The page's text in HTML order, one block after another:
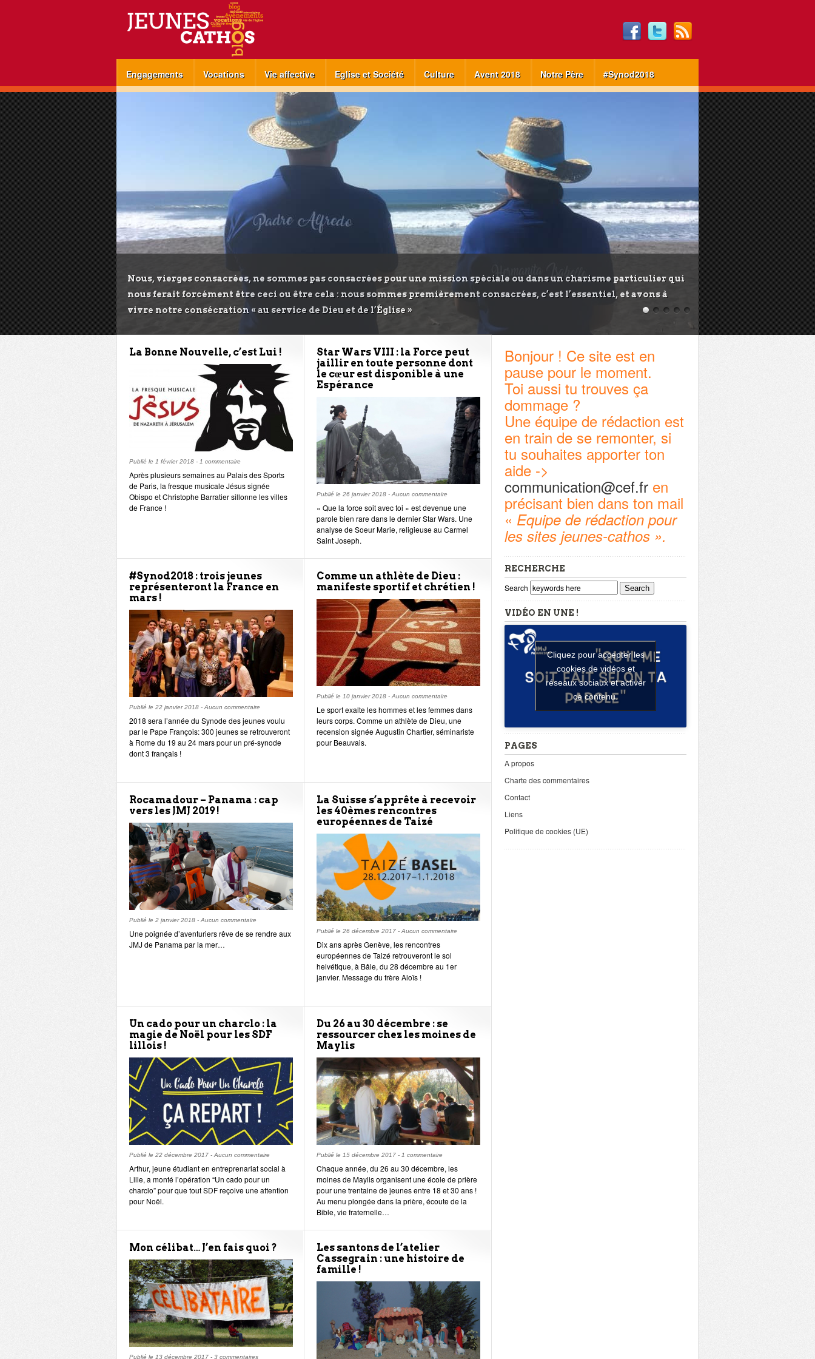
Engagements Vocations Vie affective Eglise et Société Culture Avent 2018 Notre Père #Synod2018
Nous, vierges consacrées, ne sommes pas consacrées pour une mission spéciale ou dans un charisme particulier qui
nous ferait forcément être ceci ou être cela : nous sommes premièrement consacrées, c’est l’essentiel, et avons à
vivre notre consécration « au service de Dieu et de l’Église »
La Bonne Nouvelle, c’est Lui !
Publié le 1 février 2018 - 1 commentaire
Après plusieurs semaines au Palais des Sports
de Paris, la fresque musicale Jésus signée
Obispo et Christophe Barratier sillonne les villes
de France !
Star Wars VIII : la Force peut
jaillir en toute personne dont
le cœur est disponible à une
Espérance
Publié le 26 janvier 2018 - Aucun commentaire
« Que la force soit avec toi » est devenue une
parole bien rare dans le dernier Star Wars. Une
analyse de Soeur Marie, religieuse au Carmel
Saint Joseph.
#Synod2018 : trois jeunes
représenteront la France en
mars !
Publié le 22 janvier 2018 - Aucun commentaire
2018 sera l’année du Synode des jeunes voulu
par le Pape François: 300 jeunes se retrouveront
à Rome du 19 au 24 mars pour un pré-synode
dont 3 français !
Comme un athlète de Dieu :
manifeste sportif et chrétien !
Publié le 10 janvier 2018 - Aucun commentaire
Le sport exalte les hommes et les femmes dans
leurs corps. Comme un athlète de Dieu, une
recension signée Augustin Chartier, séminariste
pour Beauvais.
Rocamadour – Panama : cap
vers les JMJ 2019 !
Publié le 2 janvier 2018 - Aucun commentaire
Une poignée d’aventuriers rêve de se rendre aux
JMJ de Panama par la mer…
La Suisse s’apprête à recevoir
les 40èmes rencontres
européennes de Taizé
Publié le 26 décembre 2017 - Aucun commentaire
Dix ans après Genève, les rencontres
européennes de Taizé retrouveront le sol
helvétique, à Bâle, du 28 décembre au 1er
janvier. Message du frère Aloïs !
Un cado pour un charclo : la
magie de Noël pour les SDF
lillois !
Publié le 22 décembre 2017 - Aucun commentaire
Arthur, jeune étudiant en entreprenariat social à
Lille, a monté l’opération “Un cado pour un
charclo” pour que tout SDF reçoive une attention
pour Noël.
Du 26 au 30 décembre : se
ressourcer chez les moines de
Maylis
Publié le 15 décembre 2017 - 1 commentaire
Chaque année, du 26 au 30 décembre, les
moines de Maylis organisent une école de prière
pour une trentaine de jeunes entre 18 et 30 ans !
Au menu plongée dans la prière, écoute de la
Bible, vie fraternelle…
Mon célibat… J’en fais quoi ?
Publié le 13 décembre 2017 - 3 commentaires
Les santons de l’atelier
Cassegrain : une histoire de
famille !
Bonjour ! Ce site est en
pause pour le moment.
Toi aussi tu trouves ça
dommage ?
Une équipe de rédaction est
en train de se remonter, si
tu souhaites apporter ton
aide ->
communication@cef.fr en
précisant bien dans ton mail
« Equipe de rédaction pour
les sites jeunes-cathos ».
RECHERCHE
Search Search
VIDÉO EN UNE !
Cliquez pour accepter les
cookies de vidéos et
réseaux sociaux et activer
ce contenu.
PAGES
A propos
Charte des commentaires
Contact
Liens
Politique de cookies (UE)